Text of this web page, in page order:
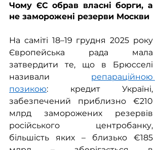
Чому ЄС обрав власні борги, а
не заморожені резерви Москви
На саміті 18–19 грудня 2025 року
Європейська рада мала
затвердити те, що в Брюсселі
називали репараційною
позикою: кредит Україні,
забезпечений приблизно €210
млрд заморожених резервів
російського центробанку,
більшість яких – близько €185